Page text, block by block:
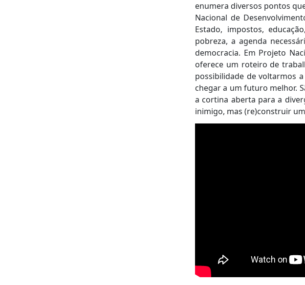
enumera diversos pontos
Nacional de
Estado, impostos,
pobreza, a agenda
democracia. Em Projeto
oferece um roteiro de
possibilidade de voltarmos
chegar a um futuro melhor.
a cortina aberta para a
inimigo, mas (re)construir